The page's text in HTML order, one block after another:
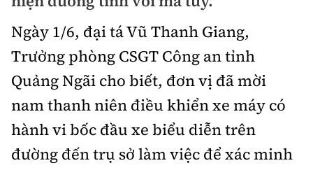
Cải chính
Giám định chất lượng
Quản lý đô thị
Đường bộ
Hàng không
Đường sắt
Đăng kiểm
Đường sắt tốc độ cao
Thị trường
Tài chính
Chứng khoán
Bảo hiểm
Pháp luật
Thanh tra
An ninh hình sự
Điều tra
An toàn giao thông
Giao thông 24h
ATGT địa phương
Chất lượng sống
Giáo dục
Văn hóa - Giải Trí
Ngày 1/6, đại tá Vũ Thanh Giang,
Trưởng phòng CSGT Công an tỉnh
Quảng Ngãi cho biết, đơn vị đã mời
nam thanh niên điều khiển xe máy có
hành vi bốc đầu xe biểu diễn trên
đường đến trụ sở làm việc để xác minh